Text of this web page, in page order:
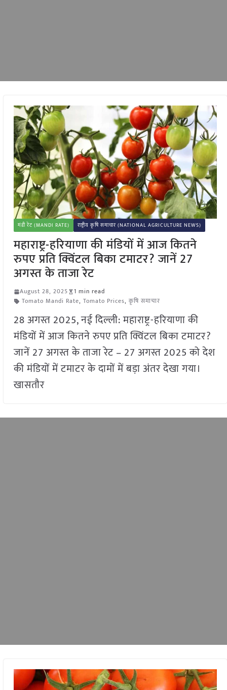
मंडी रेट (MANDI RATE) राष्ट्रीय कृषि समाचार (NATIONAL AGRICULTURE NEWS)
महाराष्ट्र-हरियाणा की मंडियों में आज कितने
रुपए प्रति क्विंटल बिका टमाटर? जानें 27
अगस्त के ताजा रेट
August 28, 2025
1 min read
Tomato Mandi Rate, Tomato Prices, कृषि समाचार
28 अगस्त 2025, नई दिल्ली: महाराष्ट्र-हरियाणा की
मंडियों में आज कितने रुपए प्रति क्विंटल बिका टमाटर?
जानें 27 अगस्त के ताजा रेट – 27 अगस्त 2025 को देश
की मंडियों में टमाटर के दामों में बड़ा अंतर देखा गया।
खासतौर